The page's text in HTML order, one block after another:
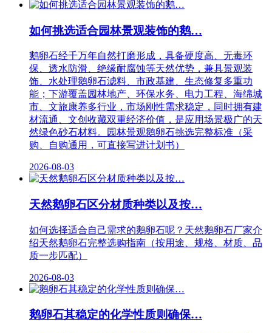
如何挑选适合园林景观装饰的鹅…
鹅卵石经千万年自然打磨形成，具备硬度高、无毒环
保、透水防滑、绝缘耐腐蚀等天然优势，兼具景观装
饰、水处理鹅卵石滤料、市政基建、生态修复多重功
能；下游覆盖园林地产、环保水务、电力工程、海绵城
市、文旅康养多行业，市场刚性需求稳定，同时拥有建
材流通、文创收藏双重经济价值，是应用场景极广的天
然绿色砂石材料。园林景观鹅卵石挑选完整标准（采
购、自购通用，可直接写进计划书）
2026-08-03
天然鹅卵石区分材质种类以及按…
如何选择适合自己需求的鹅卵石呢？天然鹅卵石厂家介
绍天然鹅卵石完整选购指南（按用途、规格、材质、品
质一步匹配）
2026-08-03
鹅卵石其稳定的化学性质则确保…